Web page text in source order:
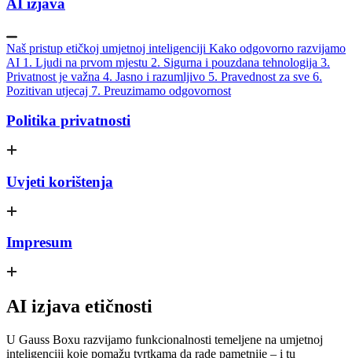
AI izjava
Naš pristup etičkoj umjetnoj inteligenciji Kako odgovorno razvijamo
AI 1. Ljudi na prvom mjestu 2. Sigurna i pouzdana tehnologija 3.
Privatnost je važna 4. Jasno i razumljivo 5. Pravednost za sve 6.
Pozitivan utjecaj 7. Preuzimamo odgovornost
Politika privatnosti
Uvjeti korištenja
Impresum
AI izjava etičnosti
U Gauss Boxu razvijamo funkcionalnosti temeljene na umjetnoj
inteligenciji koje pomažu tvrtkama da rade pametnije – i tu